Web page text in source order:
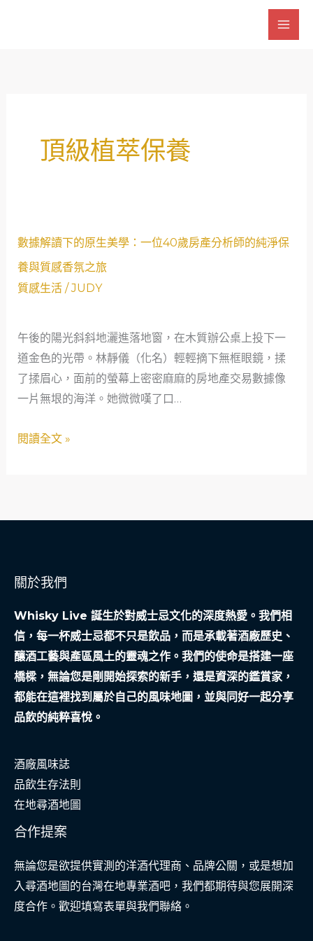
頂級植萃保養
數據解讀下的原生美學：一位40歲房產分析師的純淨保
養與質感香氛之旅
質感生活/JUDY
午後的陽光斜斜地灑進落地窗，在木質辦公桌上投下一
道金色的光帶。林靜儀（化名）輕輕摘下無框眼鏡，揉
了揉眉心，面前的螢幕上密密麻麻的房地產交易數據像
一片無垠的海洋。她微微嘆了口…
數
讀
的
原
生
美
一
房
析
的
純
淨
保
養
與
感
香
氛
之
閱讀全文 »
關於我們
Whisky Live 誕生於對威士忌文化的深度熱愛。我們相
信，每一杯威士忌都不只是飲品，而是承載著酒廠歷史、
釀酒工藝與產區風土的靈魂之作。我們的使命是搭建一座
橋樑，無論您是剛開始探索的新手，還是資深的鑑賞家，
都能在這裡找到屬於自己的風味地圖，並與同好一起分享
品飲的純粹喜悅。
酒廠風味誌
品飲生存法則
在地尋酒地圖
合作提案
無論您是欲提供實測的洋酒代理商、品牌公關，或是想加
入尋酒地圖的台灣在地專業酒吧，我們都期待與您展開深
度合作。歡迎填寫表單與我們聯絡。